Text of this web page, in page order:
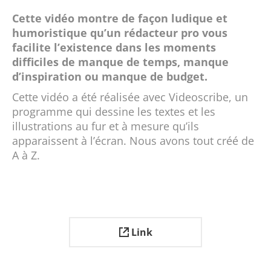
Cette vidéo montre de façon ludique et
humoristique qu’un rédacteur pro vous
facilite l’existence dans les moments
difficiles de manque de temps, manque
d’inspiration ou manque de budget.
Cette vidéo a été réalisée avec Videoscribe, un
programme qui dessine les textes et les
illustrations au fur et à mesure qu’ils
apparaissent à l’écran. Nous avons tout créé de
A à Z.
Link